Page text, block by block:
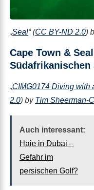
„Seal“ (CC BY-ND 2.0)
Cape Town &
Südafrikanischen
„CIMG0174 Diving with
2.0) by Tim Sheerman-
Auch interessant:
Haie in Dubai –
Gefahr im
persischen Golf?